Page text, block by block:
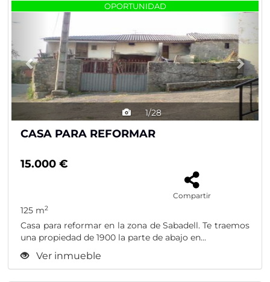
OPORTUNIDAD
1/28
Previous
CASA PARA REFORMAR
15.000 €
Compartir
125 m2
Casa para reformar en la zona de Sabadell. Te traemos
una propiedad de 1900 la parte de abajo en...
Ver inmueble